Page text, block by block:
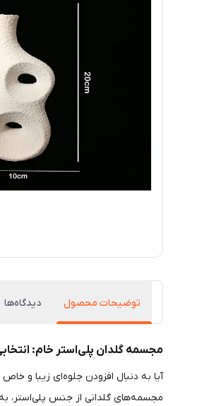
توضیحات محصول دیدگاه‌ها
مجسمه گلدان پلی‌استر خام:
آیا به دنبال افزودن جلوه‌ای زیبا و
مجسمه‌های گلدانی از جنس پلی‌استر،